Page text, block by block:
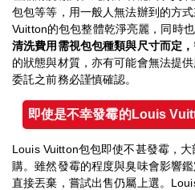
包包等等，用一般人無法辦到的方
Vuitton的包包整體乾淨亮麗，同時也
清洗費用需視包包種類與尺寸而定，
的狀態與材質，亦有可能會無法提
委託之前務必謹慎確認。
即使是不幸發霉的Louis
Louis Vuitton包包即使不甚發霉，
購。雖然發霉的程度與臭味會影響
直接丟棄，嘗試出售仍屬上選。